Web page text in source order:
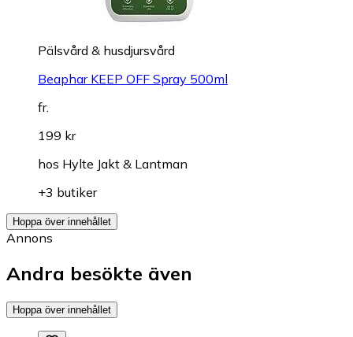
Pälsvård & husdjursvård
Beaphar KEEP OFF Spray 500ml
fr.
199 kr
hos Hylte Jakt & Lantman
+3 butiker
Hoppa över innehållet
Annons
Andra besökte även
Hoppa över innehållet